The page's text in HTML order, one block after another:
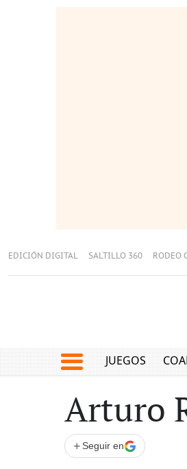
EDICIÓN DIGITAL SALTILLO 360 RODEO
JUEGOS
Arturo
+ Seguir en